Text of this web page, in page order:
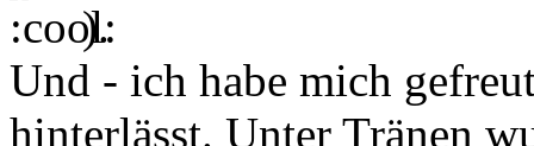
).
Und - ich habe mich
hinterlässt. Unter Tränen